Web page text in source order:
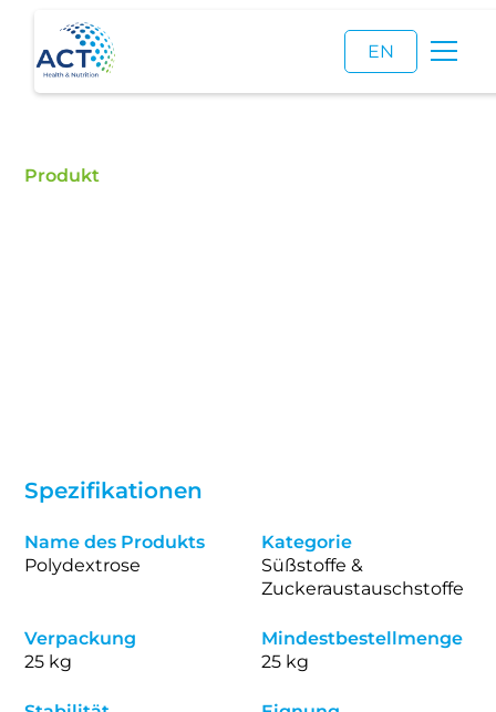
EN
Produkt
Spezifikationen
Name des Produkts
Polydextrose
Kategorie
Süßstoffe &
Zuckeraustauschstoffe
Verpackung
25 kg
Mindestbestellmenge
25 kg